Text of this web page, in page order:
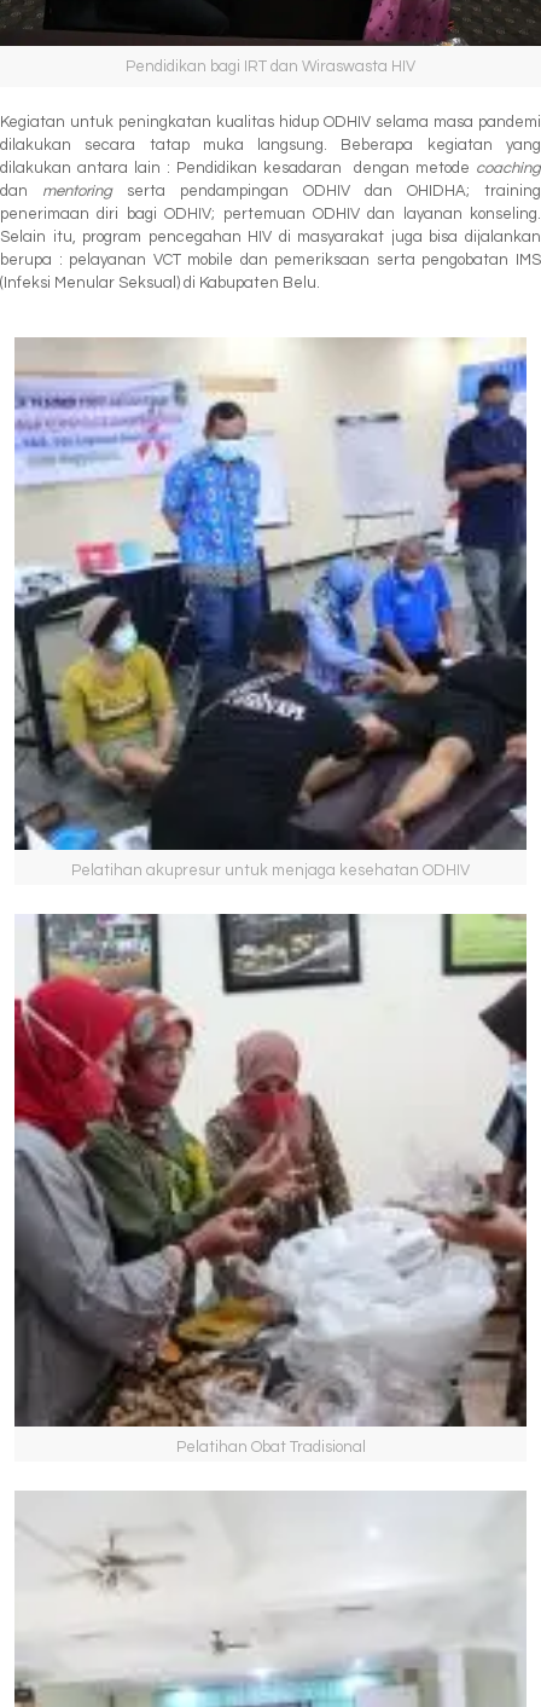
Pendidikan bagi IRT dan Wiraswasta HIV
Kegiatan untuk peningkatan kualitas hidup ODHIV selama masa pandemi
dilakukan secara tatap muka langsung. Beberapa kegiatan yang
dilakukan antara lain : Pendidikan kesadaran dengan metode coaching
dan mentoringserta pendampingan ODHIV dan OHIDHA; training
penerimaan diri bagi ODHIV; pertemuan ODHIV dan layanan konseling.
Selain itu, program pencegahan HIV di masyarakat juga bisa dijalankan
berupa : pelayanan VCT mobile dan pemeriksaan serta pengobatan IMS
(Infeksi Menular Seksual) di Kabupaten Belu.
Pelatihan akupresur untuk menjaga kesehatan ODHIV
Pelatihan Obat Tradisional